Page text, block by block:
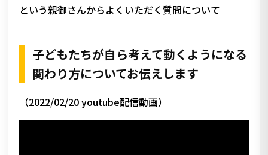
という親御さんからよくいただく質問について
子どもたちが自ら考えて動くようになる
関わり方についてお伝えします
（2022/02/20 youtube配信動画）